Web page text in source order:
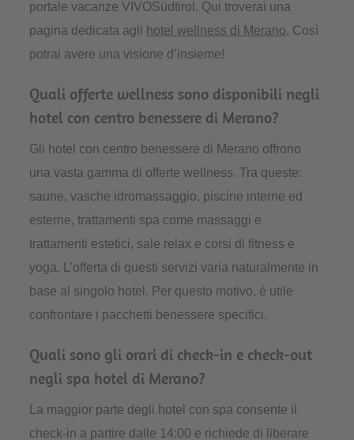
portale vacanze VIVOSüdtirol. Qui troverai una
pagina dedicata agli hotel wellness di Merano. Così
potrai avere una visione d’insieme!
Quali offerte wellness sono disponibili negli
hotel con centro benessere di Merano?
Gli hotel con centro benessere di Merano offrono
una vasta gamma di offerte wellness. Tra queste:
saune, vasche idromassaggio, piscine interne ed
esterne, trattamenti spa come massaggi e
trattamenti estetici, sale relax e corsi di fitness e
yoga. L’offerta di questi servizi varia naturalmente in
base al singolo hotel. Per questo motivo, è utile
confrontare i pacchetti benessere specifici.
Quali sono gli orari di check-in e check-out
negli spa hotel di Merano?
La maggior parte degli hotel con spa consente il
check-in a partire dalle 14:00 e richiede di liberare